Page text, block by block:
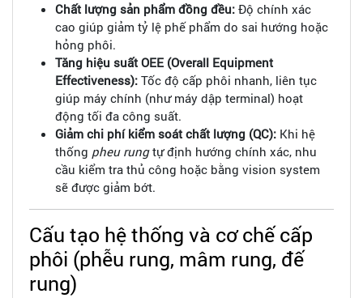
Chất lượng sản phẩm đồng đều: Độ chính xác
cao giúp giảm tỷ lệ phế phẩm do sai hướng hoặc
hỏng phôi.
Tăng hiệu suất OEE (Overall Equipment
Effectiveness): Tốc độ cấp phôi nhanh, liên tục
giúp máy chính (như máy dập terminal) hoạt
động tối đa công suất.
Giảm chi phí kiểm soát chất lượng (QC): Khi hệ
thống pheu rungtự định hướng chính xác, nhu
cầu kiểm tra thủ công hoặc bằng vision system
sẽ được giảm bớt.
Cấu tạo hệ thống và cơ chế cấp
phôi (phễu rung, mâm rung, đế
rung)